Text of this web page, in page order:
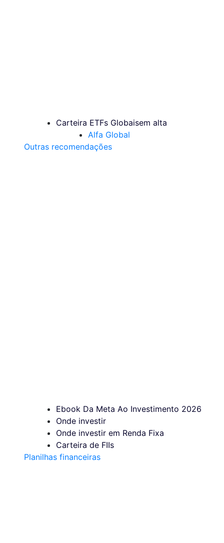
Carteira ETFs Globaisem alta
Alfa Global
Outras recomendações
Ebook Da Meta Ao Investimento 2026
Onde investir
Onde investir em Renda Fixa
Carteira de FIIs
Planilhas financeiras